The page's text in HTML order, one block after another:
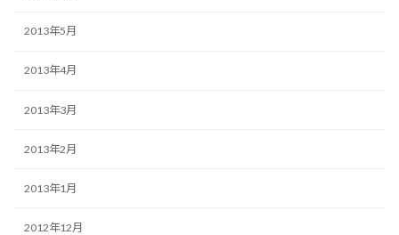
2013年5月
2013年4月
2013年3月
2013年2月
2013年1月
2012年12月